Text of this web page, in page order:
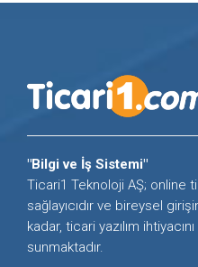
"Bilgi ve İş Sistemi"
Ticari1 Teknoloji AŞ; online
sağlayıcıdır ve bireysel
kadar, ticari yazılım
sunmaktadır.